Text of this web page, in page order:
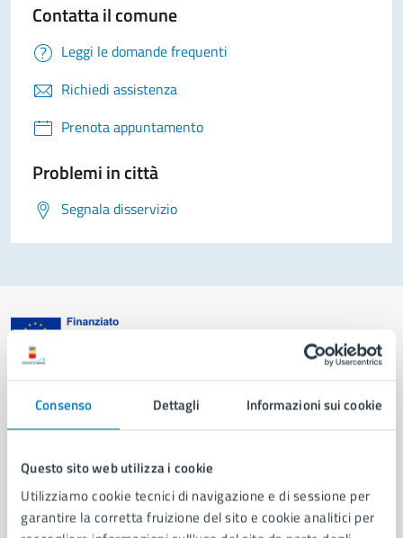
Consenso Dettagli Informazioni sui cookie
Questo sito web utilizza i cookie
Utilizziamo cookie tecnici di navigazione e di sessione per
garantire la corretta fruizione del sito e cookie analitici per
Contatta il comune
Leggi le domande frequenti
Richiedi assistenza
Prenota appuntamento
Problemi in città
Segnala disservizio
Aree amministrative
Organi di governo
Municipalità
Uffici